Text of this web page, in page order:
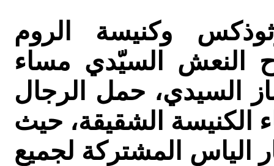
وكنيسة الروم
النعش السيّدي مساء
السيدي، حمل الرجال
الكنيسة الشقيقة، حيث
الياس المشتركة لجميع